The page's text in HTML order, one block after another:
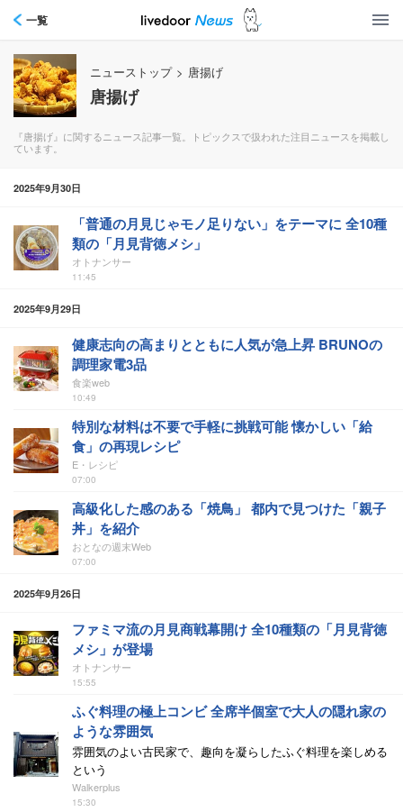
一覧
ニューストップ > 唐揚げ
唐揚げ
『唐揚げ』に関するニュース記事一覧。トピックスで扱われた注目ニュースを掲載し
ています。
2025年9月30日
「普通の月見じゃモノ足りない」をテーマに 全10種
類の「月見背徳メシ」
オトナンサー
11:45
2025年9月29日
健康志向の高まりとともに人気が急上昇 BRUNOの
調理家電3品
食楽web
10:49
特別な材料は不要で手軽に挑戦可能 懐かしい「給
食」の再現レシピ
E・レシピ
07:00
高級化した感のある「焼鳥」 都内で見つけた「親子
丼」を紹介
おとなの週末Web
07:00
2025年9月26日
ファミマ流の月見商戦幕開け 全10種類の「月見背徳
メシ」が登場
オトナンサー
15:55
ふぐ料理の極上コンビ 全席半個室で大人の隠れ家の
ような雰囲気
雰囲気のよい古民家で、趣向を凝らしたふぐ料理を楽しめる
という
Walkerplus
15:30